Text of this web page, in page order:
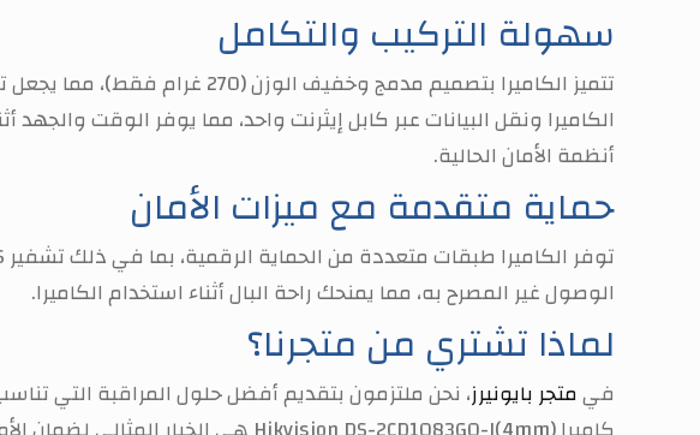
سهولة التركيب والتكامل
الكاميرا ونقل البيانات عبر كابل إيثرنت واحد، مما يوفر الوقت
أنظمة الأمان الحالية.
حماية متقدمة مع ميزات الأمان
الوصول غير المصرح به، مما يمنحك راحة البال أثناء استخدام الكاميرا.
لماذا تشتري من متجرنا؟
فيمتجر بايونيرز، نحن ملتزمون بتقديم أفضل حلول المراقبة التي